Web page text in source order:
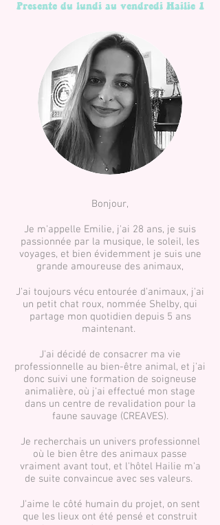
Presente du lundi au vendredi Hailie 1
Bonjour,
Je m'appelle Emilie, j'ai 28 ans, je suis
passionnée par la musique, le soleil, les
voyages, et bien évidemment je suis une
grande amoureuse des animaux,
J'ai toujours vécu entourée d'animaux, j'ai
un petit chat roux, nommée Shelby, qui
partage mon quotidien depuis 5 ans
maintenant.
J'ai décidé de consacrer ma vie
professionnelle au bien-être animal, et j'ai
donc suivi une formation de soigneuse
animalière, où j'ai effectué mon stage
dans un centre de revalidation pour la
faune sauvage (CREAVES).
Je recherchais un univers professionnel
où le bien être des animaux passe
vraiment avant tout, et l'hôtel Hailie m'a
de suite convaincue avec ses valeurs.
J'aime le côté humain du projet, on sent
que les lieux ont été pensé et construit